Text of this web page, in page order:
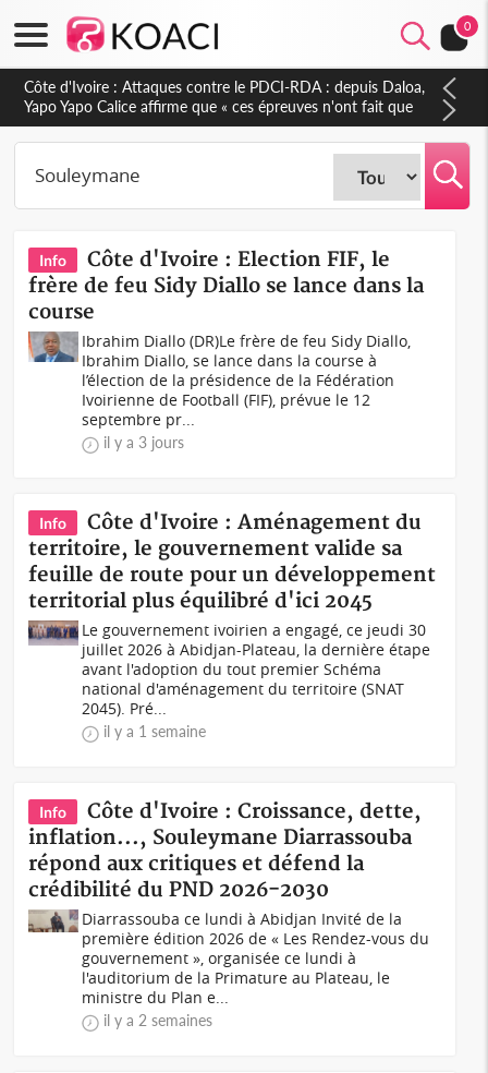
0
Côte d'Ivoire : Le Colonel-Major Fofié Kouakou est décédé,
l'armée perd une figure de la 2e Région militaire
Info
Côte d'Ivoire : Election FIF, le
frère de feu Sidy Diallo se lance dans la
course
Ibrahim Diallo (DR)Le frère de feu Sidy Diallo,
Ibrahim Diallo, se lance dans la course à
l’élection de la présidence de la Fédération
Ivoirienne de Football (FIF), prévue le 12
septembre pr...
il y a 3 jours
Info
Côte d'Ivoire : Aménagement du
territoire, le gouvernement valide sa
feuille de route pour un développement
territorial plus équilibré d'ici 2045
Le gouvernement ivoirien a engagé, ce jeudi 30
juillet 2026 à Abidjan-Plateau, la dernière étape
avant l'adoption du tout premier Schéma
national d'aménagement du territoire (SNAT
2045). Pré...
il y a 1 semaine
Info
Côte d'Ivoire : Croissance, dette,
inflation..., Souleymane Diarrassouba
répond aux critiques et défend la
crédibilité du PND 2026-2030
Diarrassouba ce lundi à Abidjan Invité de la
première édition 2026 de « Les Rendez-vous du
gouvernement », organisée ce lundi à
l'auditorium de la Primature au Plateau, le
ministre du Plan e...
il y a 2 semaines